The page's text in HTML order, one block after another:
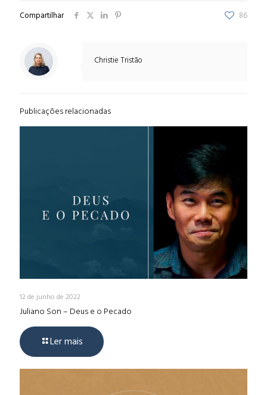
Compartilhar 86
Christie Tristão
Publicações relacionadas
12 de junho de 2022
Juliano Son – Deus e o Pecado
Ler mais